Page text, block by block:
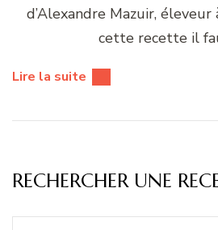
d’Alexandre Mazuir, éleveur
cette recette il
Lire la suite
RECHERCHER UNE